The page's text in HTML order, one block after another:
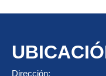
Dirección: